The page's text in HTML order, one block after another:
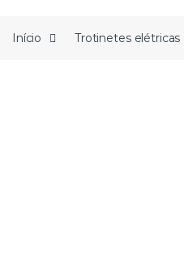
Início Trotinetes elétricas